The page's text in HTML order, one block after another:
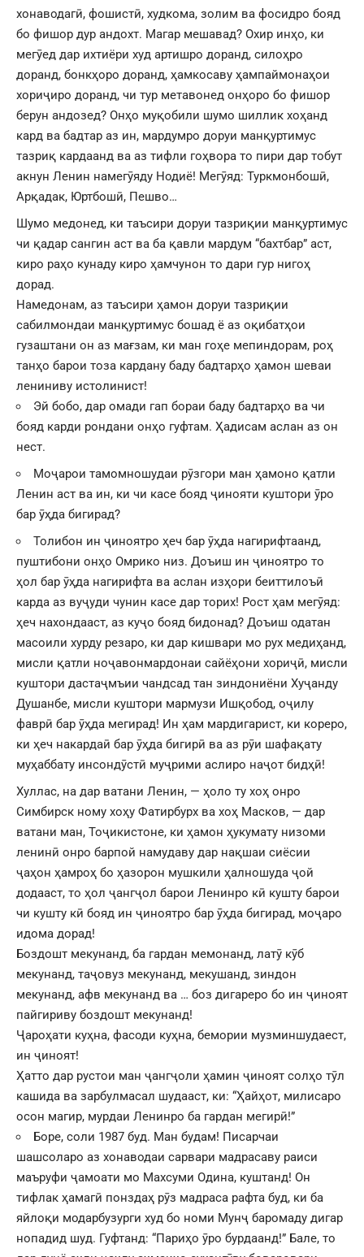
хонаводагӣ, фошистӣ, худкома, золим ва фосидро бояд
бо фишор дур андохт. Магар мешавад? Охир инҳо, ки
мегӯед дар ихтиёри худ артишро доранд, силоҳро
доранд, бонкҳоро доранд, ҳамкосаву ҳампаймонаҳои
хориҷиро доранд, чи тур метавонед онҳоро бо фишор
берун андозед? Онҳо муқобили шумо шиллик хоҳанд
кард ва бадтар аз ин, мардумро доруи манқуртимус
тазриқ кардаанд ва аз тифли гоҳвора то пири дар тобут
акнун Ленин намегӯяду Нодиё! Мегӯяд: Туркмонбошӣ,
Арқадак, Юртбошӣ, Пешво…
Шумо медонед, ки таъсири доруи тазриқии манқуртимус
чи қадар сангин аст ва ба қавли мардум “бахтбар” аст,
киро раҳо кунаду киро ҳамчунон то дари гур нигоҳ
дорад.
Намедонам, аз таъсири ҳамон доруи тазриқии
сабилмондаи манқуртимус бошад ё аз оқибатҳои
гузаштани он аз мағзам, ки ман гоҳе мепиндорам, роҳ
танҳо барои тоза кардану баду бадтарҳо ҳамон шеваи
лениниву истолинист!
Эй бобо, дар омади гап бораи баду бадтарҳо ва чи
бояд карди рондани онҳо гуфтам. Ҳадисам аслан аз он
нест.
Моҷарои тамомношудаи рӯзгори ман ҳамоно қатли
Ленин аст ва ин, ки чи касе бояд ҷинояти куштори ӯро
бар ӯҳда бигирад?
Толибон ин ҷиноятро ҳеч бар ӯҳда нагирифтаанд,
пуштибони онҳо Омрико низ. Доъиш ин ҷиноятро то
ҳол бар ӯҳда нагирифта ва аслан изҳори беиттилоъӣ
карда аз вуҷуди чунин касе дар торих! Рост ҳам мегӯяд:
ҳеч нахондааст, аз куҷо бояд бидонад? Доъиш одатан
масоили хурду резаро, ки дар кишвари мо рух медиҳанд,
мисли қатли ноҷавонмардонаи сайёҳони хориҷӣ, мисли
куштори дастаҷмъии чандсад тан зиндониёни Хуҷанду
Душанбе, мисли куштори мармузи Ишқобод, оҷилу
фаврӣ бар ӯҳда мегирад! Ин ҳам мардигарист, ки кореро,
ки ҳеч накардаӣ бар ӯҳда бигирӣ ва аз рӯи шафақату
муҳаббату инсондӯстӣ муҷрими аслиро наҷот бидҳӣ!
Хуллас, на дар ватани Ленин, — ҳоло ту хоҳ онро
Симбирск ному хоҳу Фатирбурх ва хоҳ Масков, — дар
ватани ман, Тоҷикистоне, ки ҳамон ҳукумату низоми
ленинӣ онро барпой намудаву дар нақшаи сиёсии
ҷаҳон ҳамроҳ бо ҳазорон мушкили ҳалношуда ҷой
додааст, то ҳол ҷангҷол барои Ленинро кӣ кушту барои
чи кушту кӣ бояд ин ҷиноятро бар ӯҳда бигирад, моҷаро
идома дорад!
Боздошт мекунанд, ба гардан мемонанд, латӯ кӯб
мекунанд, таҷовуз мекунанд, мекушанд, зиндон
мекунанд, афв мекунанд ва … боз дигареро бо ин ҷиноят
пайгириву боздошт мекунанд!
Ҷароҳати куҳна, фасоди куҳна, бемории музминшудаест,
ин ҷиноят!
Ҳатто дар рустои ман ҷангҷоли ҳамин ҷиноят солҳо тӯл
кашида ва зарбулмасал шудааст, ки: “Ҳайҳот, милисаро
осон магир, мурдаи Ленинро ба гардан мегирӣ!”
Боре, соли 1987 буд. Ман будам! Писарчаи
шашсоларо аз хонаводаи сарвари мадрасаву раиси
маъруфи ҷамоати мо Махсуми Одина, куштанд! Он
тифлак ҳамагӣ понздаҳ рӯз мадраса рафта буд, ки ба
яйлоқи модарбузурги худ бо номи Мунҷ баромаду дигар
нопадид шуд. Гуфтанд: “Париҳо ӯро бурдаанд!” Бале, то